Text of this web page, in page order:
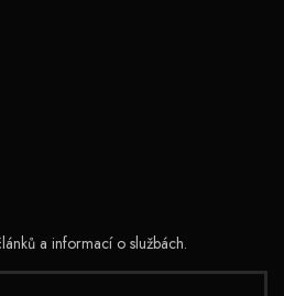
a informací o službách.